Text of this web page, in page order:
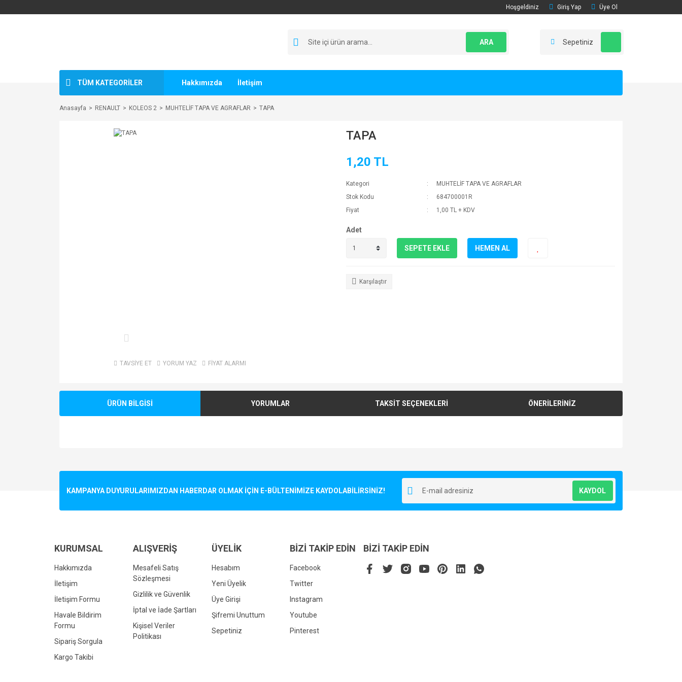
Hoşgeldiniz Giriş Yap Üye Ol
ARA Sepetiniz
TÜM KATEGORİLER Hakkımızda İletişim
Anasayfa RENAULT KOLEOS 2 MUHTELİF TAPA VE AGRAFLAR TAPA
TAVSİYE ET YORUM YAZ FİYAT ALARMI
TAPA
1,20 TL
Kategori
MUHTELİF TAPA VE AGRAFLAR
Stok Kodu
684700001R
Fiyat
1,00 TL + KDV
Adet
SEPETE EKLE HEMEN AL
Karşılaştır
ÜRÜN BİLGİSİ YORUMLAR TAKSİT SEÇENEKLERİ ÖNERİLERİNİZ
Ürün resmi kalitesiz, bozuk veya görüntülenemiyor.
Bu ürüne benzer farklı alternatifler olmalı.
KAMPANYA DUYURULARIMIZDAN HABERDAR OLMAK İÇİN E-BÜLTENİMİZE KAYDOLABİLİRSİNİZ! KAYDOL
KURUMSAL
Hakkımızda
İletişim
İletişim Formu
Havale Bildirim
Formu
Sipariş Sorgula
Kargo Takibi
ALIŞVERİŞ
Mesafeli Satış
Sözleşmesi
Gizlilik ve Güvenlik
İptal ve İade Şartları
Kişisel Veriler
Politikası
ÜYELİK
Hesabım
Yeni Üyelik
Üye Girişi
Şifremi Unuttum
Sepetiniz
BİZİ TAKİP EDİN
Facebook
Twitter
Instagram
Youtube
Pinterest
BİZİ TAKİP EDİN